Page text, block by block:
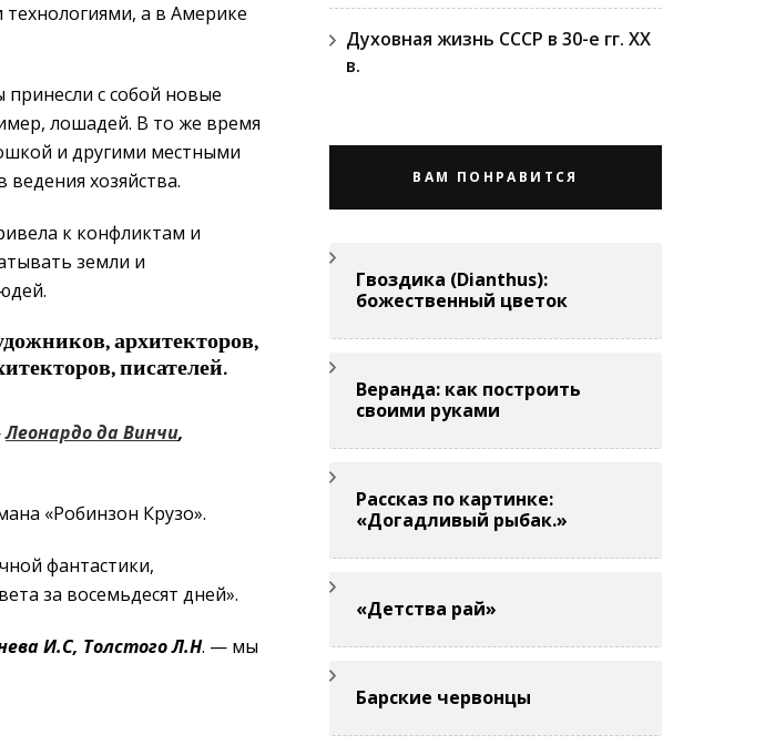
а в Америке
с собой новые
лошадей. В то же время
и другими местными
хозяйства.
к конфликтам и
земли и
архитекторов,
писателей.
Леонардо да Винчи,
«Робинзон Крузо».
фантастики,
за восемьдесят дней».
И.С, Толстого Л.Н. — мы
Духовная жизнь СССР в 30-е гг. ХХ
в.
ВАМ ПОНРАВИТСЯ
Гвоздикa (Di­anthus):
божественный цветок
Веранда: как построить
своими руками
Рассказ по картинке:
«Догадливый рыбак.»
«Детства рай»
Барские червонцы